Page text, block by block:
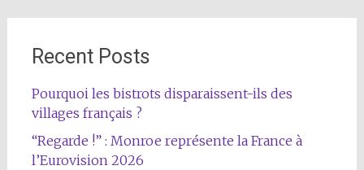
Recent Posts
Pourquoi les bistrots disparaissent-ils des
villages français ?
“Regarde !” : Monroe représente la France à
l’Eurovision 2026